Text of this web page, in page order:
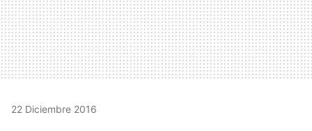
22 Diciembre 2016